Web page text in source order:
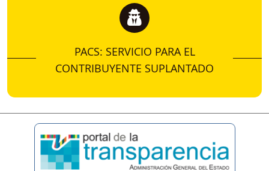
PACS: SERVICIO PARA EL
CONTRIBUYENTE SUPLANTADO